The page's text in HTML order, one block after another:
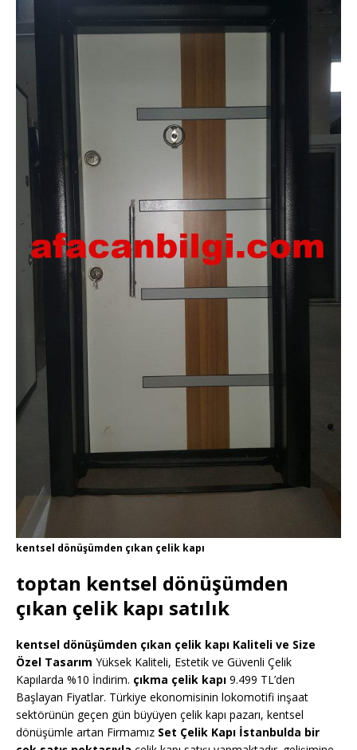
kentsel dönüşümden çıkan çelik kapı
toptan kentsel dönüşümden
çıkan çelik kapı satılık
kentsel dönüşümden çıkan çelik kapı Kaliteli ve Size
Özel Tasarım Yüksek Kaliteli, Estetik ve Güvenli Çelik
Kapılarda %10 İndirim. çıkma çelik kapı 9.499 TL’den
Başlayan Fiyatlar. Türkiye ekonomisinin lokomotifi inşaat
sektörünün geçen gün büyüyen çelik kapı pazarı, kentsel
dönüşümle artan Firmamız Set Çelik Kapı İstanbulda bir